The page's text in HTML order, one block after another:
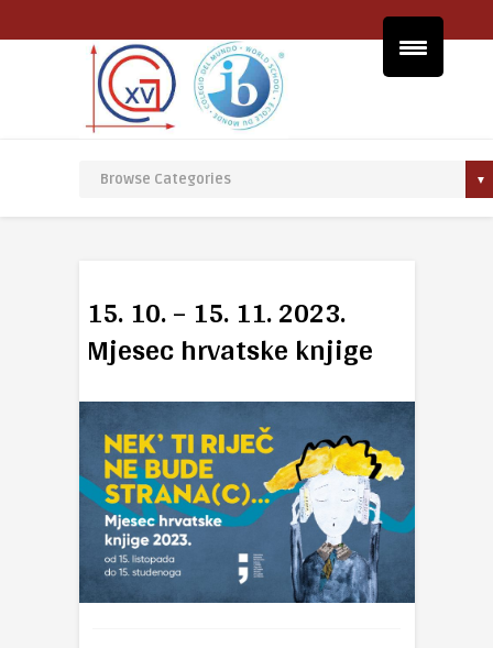
15. 10. – 15. 11. 2023.
Mjesec hrvatske knjige